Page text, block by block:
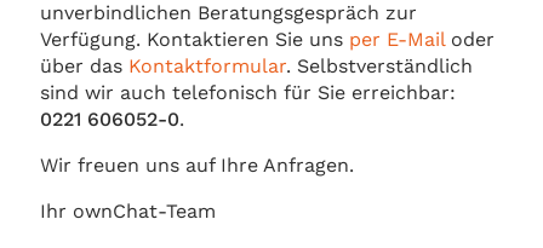
unverbindlichen Beratungsgespräch zur
Verfügung. Kontaktieren Sie uns per E-Mailoder
über das Kontaktformular. Selbstverständlich
sind wir auch telefonisch für Sie erreichbar:
0221 606052-0.
Wir freuen uns auf Ihre Anfragen.
Ihr ownChat-Team